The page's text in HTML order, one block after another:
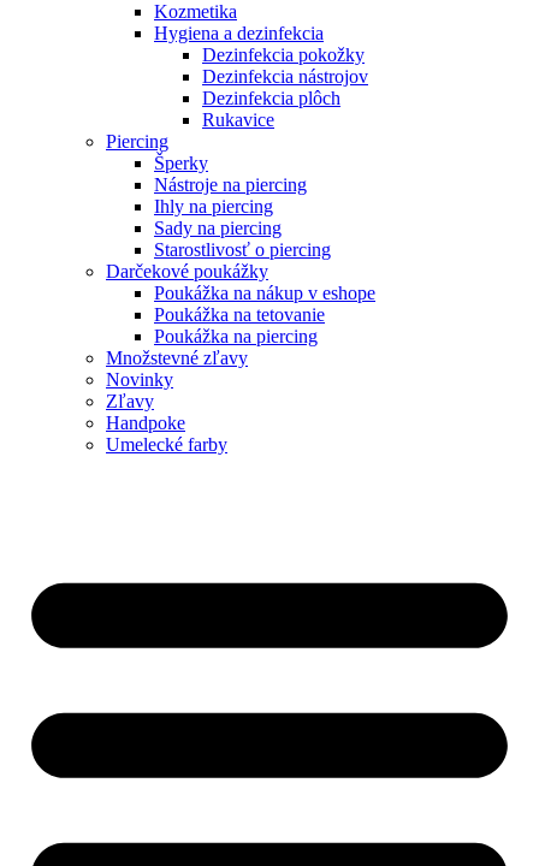
Kozmetika
Hygiena a dezinfekcia
Dezinfekcia pokožky
Dezinfekcia nástrojov
Dezinfekcia plôch
Rukavice
Piercing
Šperky
Nástroje na piercing
Ihly na piercing
Sady na piercing
Starostlivosť o piercing
Darčekové poukážky
Poukážka na nákup v eshope
Poukážka na tetovanie
Poukážka na piercing
Množstevné zľavy
Novinky
Zľavy
Handpoke
Umelecké farby